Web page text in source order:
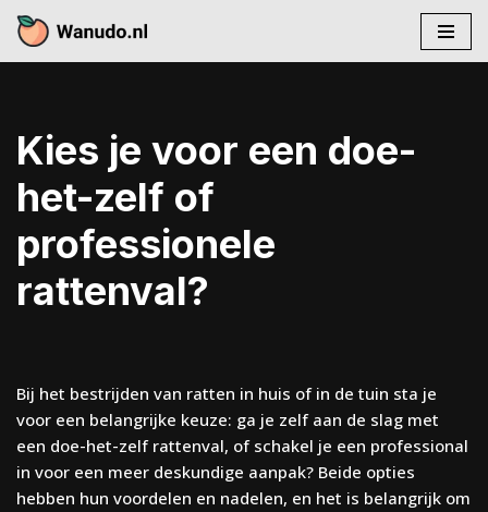
Skip
Kies je voor een doe-
het-zelf of
professionele
rattenval?
Bij het bestrijden van ratten in huis of in de tuin sta je
voor een belangrijke keuze: ga je zelf aan de slag met
een doe-het-zelf rattenval, of schakel je een professional
in voor een meer deskundige aanpak? Beide opties
hebben hun voordelen en nadelen, en het is belangrijk om